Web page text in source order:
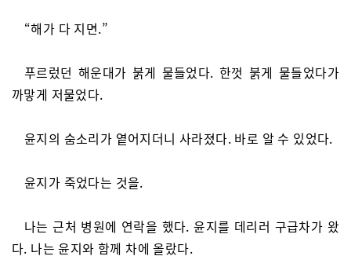
“해가 다 지면.”
푸르렀던 해운대가 붉게 물들었다. 한껏 붉게 물들었다가
까맣게 저물었다.
윤지의 숨소리가 옅어지더니 사라졌다. 바로 알 수 있었다.
윤지가 죽었다는 것을.
나는 근처 병원에 연락을 했다. 윤지를 데리러 구급차가 왔
다. 나는 윤지와 함께 차에 올랐다.